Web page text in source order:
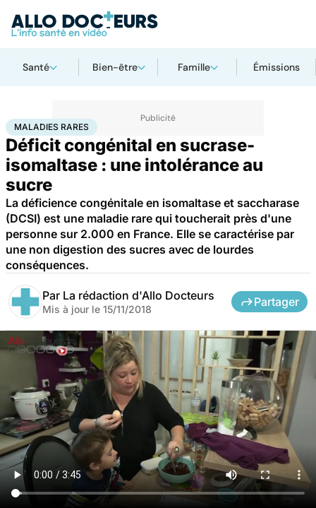
Santé Bien-être Famille Émissions
AccueilSantéMaladies Maladies raresMaladies rares
MALADIES RARES
Déficit congénital en sucrase-
isomaltase : une intolérance au
sucre
La déficience congénitale en isomaltase et saccharase
(DCSI) est une maladie rare qui toucherait près d'une
personne sur 2.000 en France. Elle se caractérise par
une non digestion des sucres avec de lourdes
conséquences.
Par La rédaction d'Allo Docteurs
Mis à jour le 15/11/2018
Partager